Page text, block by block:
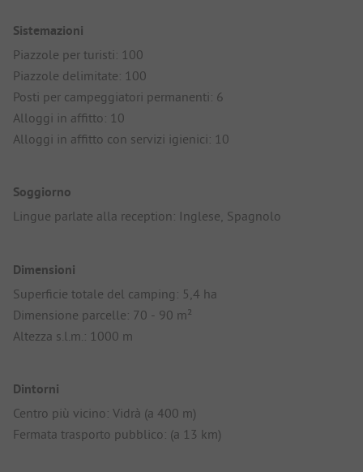
Sistemazioni
Piazzole per turisti: 100
Piazzole delimitate: 100
Posti per campeggiatori permanenti: 6
Alloggi in affitto: 10
Alloggi in affitto con servizi igienici: 10
Soggiorno
Lingue parlate alla reception: Inglese, Spagnolo
Dimensioni
Superficie totale del camping: 5,4 ha
Dimensione parcelle: 70 - 90 m²
Altezza s.l.m.: 1000 m
Dintorni
Centro più vicino: Vidrà (a 400 m)
Fermata trasporto pubblico: (a 13 km)